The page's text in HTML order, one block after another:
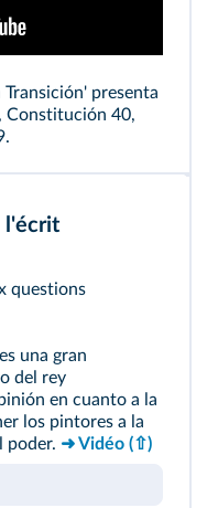
Transición' presenta
Constitución 40,
l'écrit
questions
una gran
del rey
en cuanto a la
los pintores a la
poder. ➜ Vidéo (⇧)